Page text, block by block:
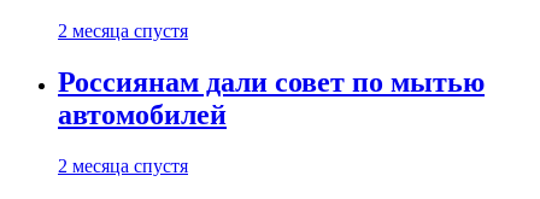
2 месяца спустя
Россиянам дали совет по мытью
автомобилей
2 месяца спустя